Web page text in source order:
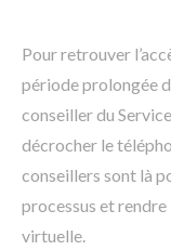
Pour retrouver
période prolongée
conseiller du
décrocher le
conseillers sont là
processus et rendre
virtuelle.